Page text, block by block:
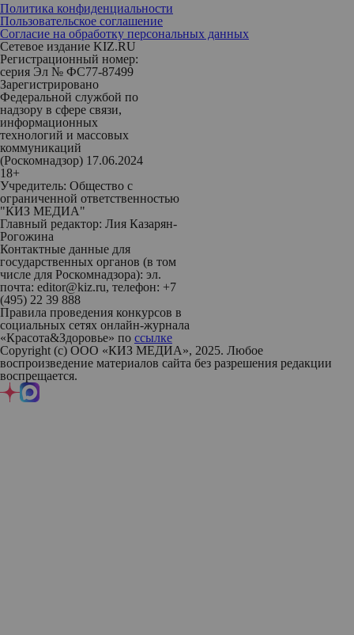
Политика конфиденциальности
Пользовательское соглашение
Согласие на обработку персональных данных
Сетевое издание KIZ.RU
Регистрационный номер:
серия Эл № ФС77-87499
Зарегистрировано
Федеральной службой по
надзору в сфере связи,
информационных
технологий и массовых
коммуникаций
(Роскомнадзор) 17.06.2024
18+
Учредитель: Общество с
ограниченной ответственностью
"КИЗ МЕДИА"
Главный редактор: Лия Казарян-
Рогожина
Контактные данные для
государственных органов (в том
числе для Роскомнадзора): эл.
почта: editor@kiz.ru, телефон: +7
(495) 22 39 888
Правила проведения конкурсов в
социальных сетях онлайн-журнала
«Красота&Здоровье» по ссылке
Copyright (с) ООО «КИЗ МЕДИА», 2025. Любое
воспроизведение материалов сайта без разрешения редакции
воспрещается.